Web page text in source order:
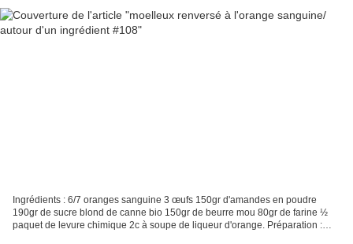
Ingrédients : 6/7 oranges sanguine 3 œufs 150gr d'amandes en poudre
190gr de sucre blond de canne bio 150gr de beurre mou 80gr de farine ½
paquet de levure chimique 2c à soupe de liqueur d'orange. Préparation :